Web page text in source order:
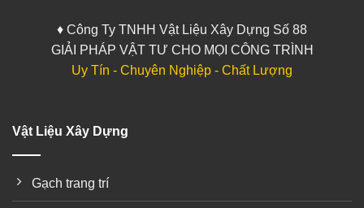
♦ Công Ty TNHH Vật Liệu Xây Dựng Số 88
GIẢI PHÁP VẬT TƯ CHO MỌI CÔNG TRÌNH
Uy Tín - Chuyên Nghiệp - Chất Lượng
Vật Liệu Xây Dựng
Gạch trang trí